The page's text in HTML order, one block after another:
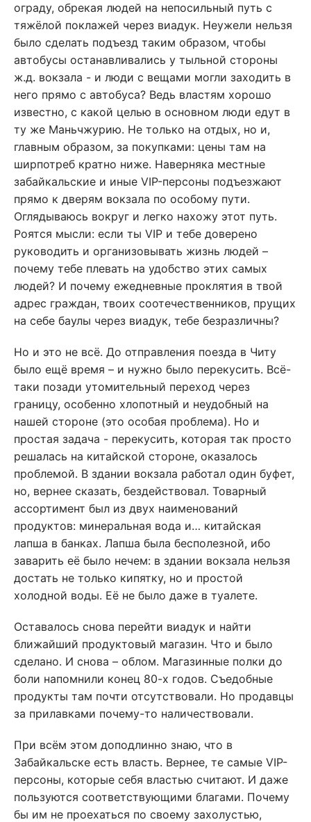
ограду, обрекая людей на непосильный путь с
тяжёлой поклажей через виадук. Неужели нельзя
было сделать подъезд таким образом, чтобы
автобусы останавливались у тыльной стороны
ж.д. вокзала - и люди с вещами могли заходить в
него прямо с автобуса? Ведь властям хорошо
известно, с какой целью в основном люди едут в
ту же Маньчжурию. Не только на отдых, но и,
главным образом, за покупками: цены там на
ширпотреб кратно ниже. Наверняка местные
забайкальские и иные VIP-персоны подъезжают
прямо к дверям вокзала по особому пути.
Оглядываюсь вокруг и легко нахожу этот путь.
Роятся мысли: если ты VIP и тебе доверено
руководить и организовывать жизнь людей –
почему тебе плевать на удобство этих самых
людей? И почему ежедневные проклятия в твой
адрес граждан, твоих соотечественников, прущих
на себе баулы через виадук, тебе безразличны?
Но и это не всё. До отправления поезда в Читу
было ещё время – и нужно было перекусить. Всё-
таки позади утомительный переход через
границу, особенно хлопотный и неудобный на
нашей стороне (это особая проблема). Но и
простая задача - перекусить, которая так просто
решалась на китайской стороне, оказалось
проблемой. В здании вокзала работал один буфет,
но, вернее сказать, бездействовал. Товарный
ассортимент был из двух наименований
продуктов: минеральная вода и… китайская
лапша в банках. Лапша была бесполезной, ибо
заварить её было нечем: в здании вокзала нельзя
достать не только кипятку, но и простой
холодной воды. Её не было даже в туалете.
Оставалось снова перейти виадук и найти
ближайший продуктовый магазин. Что и было
сделано. И снова – облом. Магазинные полки до
боли напомнили конец 80-х годов. Съедобные
продукты там почти отсутствовали. Но продавцы
за прилавками почему-то наличествовали.
При всём этом доподлинно знаю, что в
Забайкальске есть власть. Вернее, те самые VIP-
персоны, которые себя властью считают. И даже
пользуются соответствующими благами. Почему
бы им не проехаться по своему захолустью,